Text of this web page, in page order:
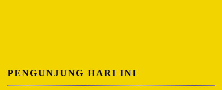
PENGUNJUNG HARI INI